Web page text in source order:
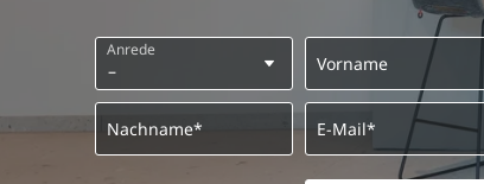
Anrede
Vorname
Nachname* E-Mail*